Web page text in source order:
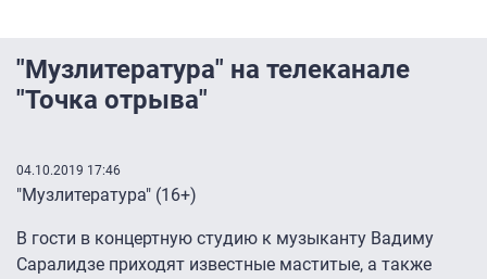
"Музлитература" на телеканале
"Точка отрыва"
04.10.2019 17:46
"Музлитература" (16+)
В гости в концертную студию к музыканту Вадиму
Саралидзе приходят известные маститые, а также